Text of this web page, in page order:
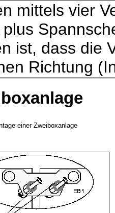
mittels vier
ist, dass die
Richtung
einer Zweiboxanlage